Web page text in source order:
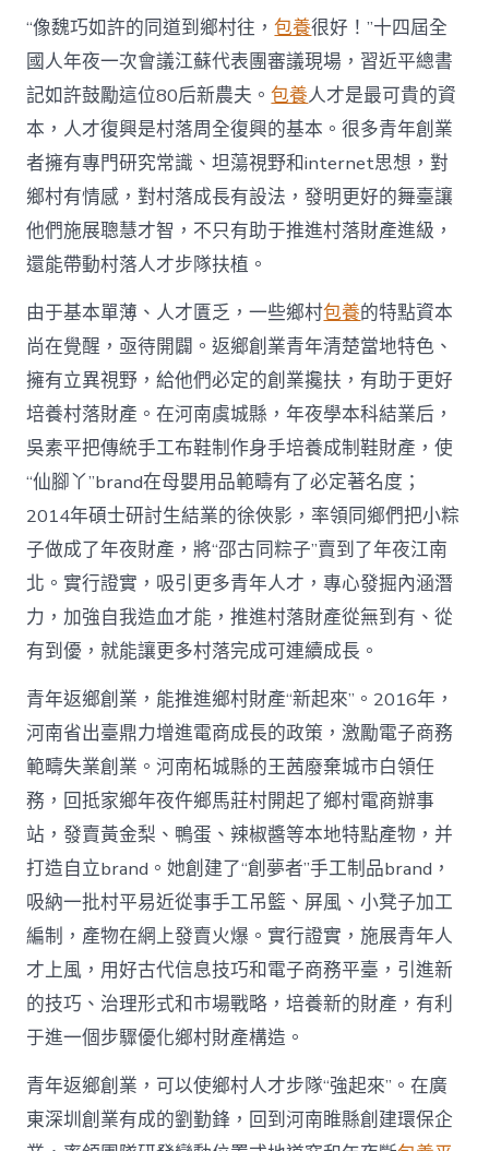
水
甜
心
寶
物
查
包
養
網
_
中
中
“像魏巧如許的同道到鄉村往，包養很好！”十四屆全
國人年夜一次會議江蘇代表團審議現場，習近平總書
記如許鼓勵這位80后新農夫。包養人才是最可貴的資
本，人才復興是村落周全復興的基本。很多青年創業
者擁有專門研究常識、坦蕩視野和internet思想，對
鄉村有情感，對村落成長有設法，發明更好的舞臺讓
他們施展聰慧才智，不只有助于推進村落財產進級，
還能帶動村落人才步隊扶植。
由于基本單薄、人才匱乏，一些鄉村包養的特點資本
尚在覺醒，亟待開闢。返鄉創業青年清楚當地特色、
擁有立異視野，給他們必定的創業攙扶，有助于更好
培養村落財產。在河南虞城縣，年夜學本科結業后，
吳素平把傳統手工布鞋制作身手培養成制鞋財產，使
“仙腳丫”brand在母嬰用品範疇有了必定著名度；
2014年碩士研討生結業的徐俠影，率領同鄉們把小粽
子做成了年夜財產，將“邵古同粽子”賣到了年夜江南
北。實行證實，吸引更多青年人才，專心發掘內涵潛
力，加強自我造血才能，推進村落財產從無到有、從
有到優，就能讓更多村落完成可連續成長。
青年返鄉創業，能推進鄉村財產“新起來”。2016年，
河南省出臺鼎力增進電商成長的政策，激勵電子商務
範疇失業創業。河南柘城縣的王茜廢棄城市白領任
務，回抵家鄉年夜仵鄉馬莊村開起了鄉村電商辦事
站，發賣黃金梨、鴨蛋、辣椒醬等本地特點產物，并
打造自立brand。她創建了“創夢者”手工制品brand，
吸納一批村平易近從事手工吊籃、屏風、小凳子加工
編制，產物在網上發賣火爆。實行證實，施展青年人
才上風，用好古代信息技巧和電子商務平臺，引進新
的技巧、治理形式和市場戰略，培養新的財產，有利
于進一個步驟優化鄉村財產構造。
青年返鄉創業，可以使鄉村人才步隊“強起來”。在廣
東深圳創業有成的劉勤鋒，回到河南睢縣創建環保企